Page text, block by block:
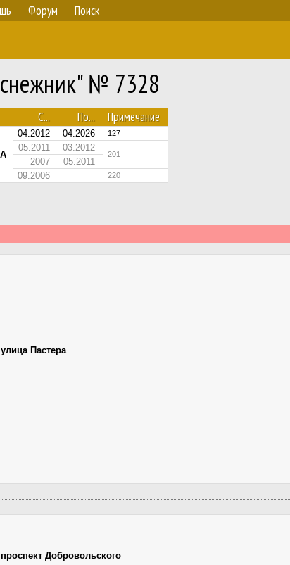
Форум Поиск
№ 7328
С... По... Примечание
04.2012 04.2026
127
05.2011 03.2012
201
2007 05.2011
09.2006 220
улица Пастера
проспект Добровольского